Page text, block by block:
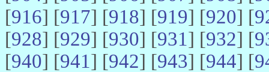
[916] [917] [918] [919] [920] [
[928] [929] [930] [931] [932] [
[940] [941] [942] [943] [944] [